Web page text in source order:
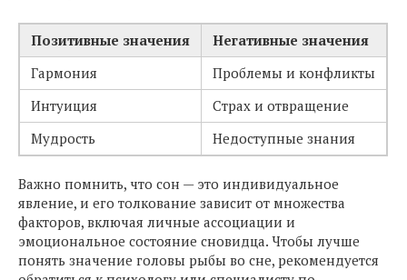
Позитивные значения
Негативные значения
Гармония
Проблемы и конфликты
Интуиция
Страх и отвращение
Мудрость
Недоступные знания
Важно помнить, что сон — это индивидуальное
явление, и его толкование зависит от множества
факторов, включая личные ассоциации и
эмоциональное состояние сновидца. Чтобы лучше
понять значение головы рыбы во сне, рекомендуется